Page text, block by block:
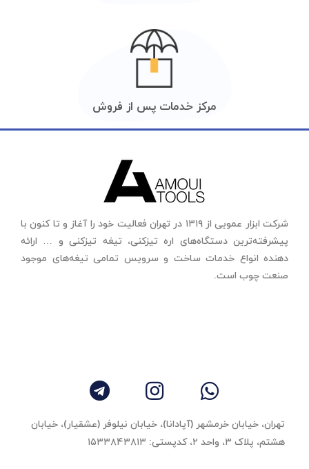
مرکز خدمات پس از فروش
شرکت ابزار عمویی از ۱۳۱۹ در تهران فعالیت خود را آغاز و تا کنون با
پیشرفته‌ترین دستگاه‌های اره تیزکنی، تیغه تیزکنی و … ارائه
دهنده انواع خدمات ساخت و سرویس تمامی تیغه‌های موجود
صنعت چوب است.
تهران، خیابان خرمشهر (آپادانا)، خیابان نیلوفر (عشقیار)، خیابان
هشتم، پلاک ۳، واحد ٢، کدپستی: ۱۵۳۳۸۴۳۸۱۳